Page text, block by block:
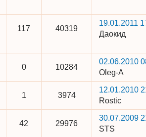
117 40319
19.01.2011
Даокид
0 10284
02.06.2010
Oleg-A
1 3974
12.01.2010
Rostic
42 29976
30.07.2009
STS